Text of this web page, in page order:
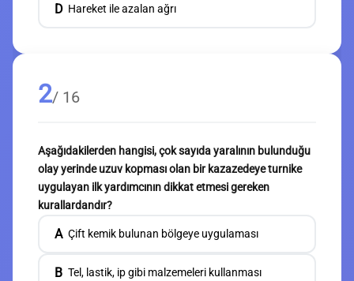
D Hareket ile azalan ağrı
2/ 16
Aşağıdakilerden hangisi, çok sayıda yaralının bulunduğu
olay yerinde uzuv kopması olan bir kazazedeye turnike
uygulayan ilk yardımcının dikkat etmesi gereken
kurallardandır?
A Çift kemik bulunan bölgeye uygulaması
B Tel, lastik, ip gibi malzemeleri kullanması